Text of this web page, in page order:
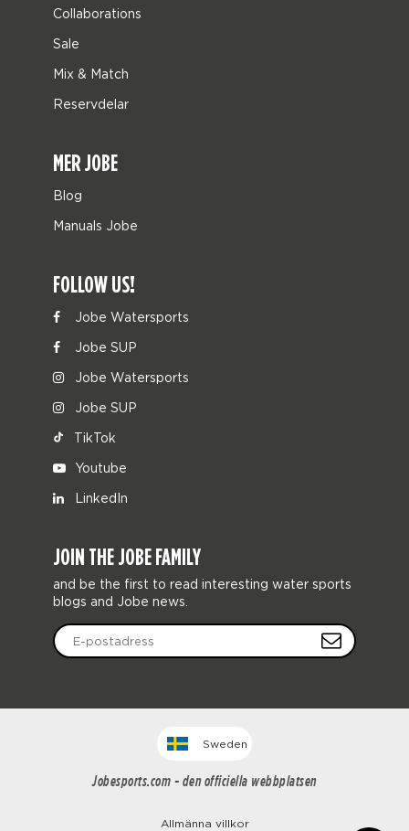
Collaborations
Sale
Mix & Match
Reservdelar
MER JOBE
Blog
Manuals Jobe
FOLLOW US!
Jobe Watersports
Jobe SUP
Jobe Watersports
Jobe SUP
TikTok
Youtube
LinkedIn
JOIN THE JOBE FAMILY
and be the first to read interesting water sports
blogs and Jobe news.
Sweden
Jobesports.com - den officiella webbplatsen
Allmänna villkor